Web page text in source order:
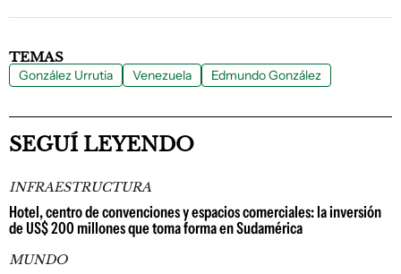
TEMAS
González Urrutia Venezuela Edmundo González
SEGUÍ LEYENDO
INFRAESTRUCTURA
Hotel, centro de convenciones y espacios comerciales: la inversión
de US$ 200 millones que toma forma en Sudamérica
MUNDO